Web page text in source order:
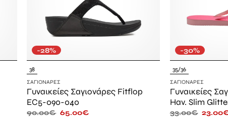
-28%
38
ΣΑΓΙΟΝΆΡΕΣ
Γυναικείες Σαγιονάρες Fitflop
EC5-090-040
90.00€ 65.00€
-30%
35/36
ΣΑΓΙΟΝΆΡΕΣ
Γυναικείες
Hav. Slim
33.00€ 23.00